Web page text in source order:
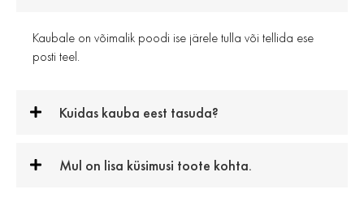
Kaubale on võimalik poodi ise järele tulla või tellida ese
posti teel.
Kuidas kauba eest tasuda?
Mul on lisa küsimusi toote kohta.